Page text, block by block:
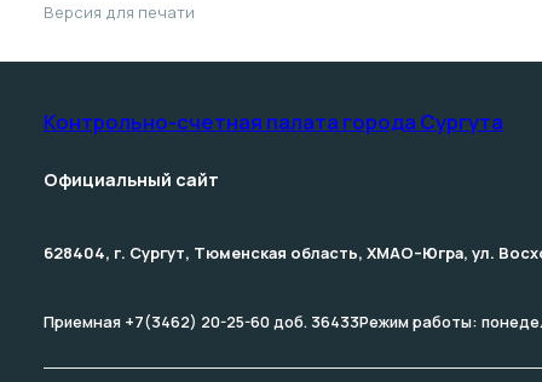
Версия для печати
Контрольно-счетная палата­ города Сургута
Официальный сайт
628404, г. Сургут, Тюменская область, ХМАО–Югра, ул.
Приемная +7(3462) 20-25-60 доб. 36433Режим работы: